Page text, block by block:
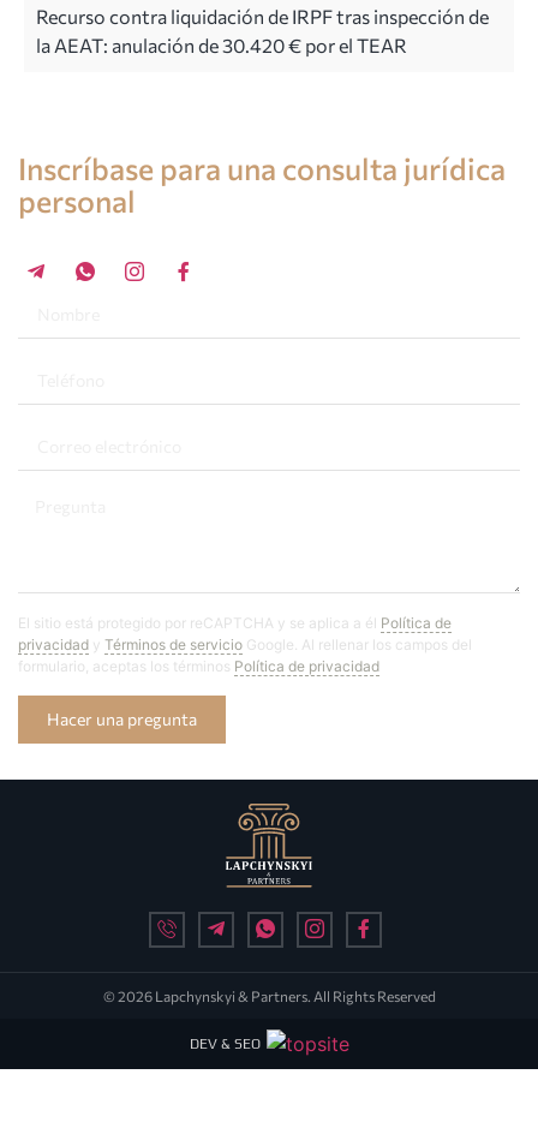
Recurso contra liquidación de IRPF tras inspección de
la AEAT: anulación de 30.420 € por el TEAR
Inscríbase para una consulta jurídica
personal
El sitio está protegido por reCAPTCHA y se aplica a él Política de
privacidad y Términos de servicio Google. Al rellenar los campos del
formulario, aceptas los términos Política de privacidad
Hacer una pregunta
© 2026 Lapchynskyi & Partners. All Rights Reserved
DEV & SEO